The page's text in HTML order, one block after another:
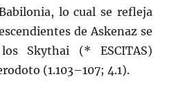
lo cual se refleja
de Askenaz se
Skythai (* ESCITAS)
(1.103–107; 4.1).